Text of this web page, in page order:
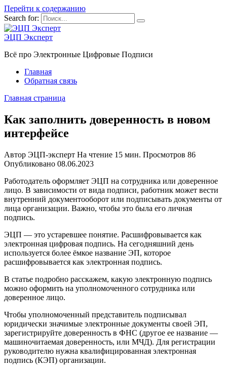
Перейти к содержанию
Search for:
ЭЦП Эксперт
Всё про Электронные Цифровые Подписи
Главная
Обратная связь
Главная страница
Как заполнить доверенность в новом
интерфейсе
Автор ЭЦП-эксперт На чтение 15 мин. Просмотров 86
Опубликовано 08.06.2023
Работодатель оформляет ЭЦП на сотрудника или доверенное
лицо. В зависимости от вида подписи, работник может вести
внутренний документооборот или подписывать документы от
лица организации. Важно, чтобы это была его личная
подпись.
ЭЦП — это устаревшее понятие. Расшифровывается как
электронная цифровая подпись. На сегодняшний день
используется более ёмкое название ЭП, которое
расшифровывается как электронная подпись.
В статье подробно расскажем, какую электронную подпись
можно оформить на уполномоченного сотрудника или
доверенное лицо.
Чтобы уполномоченный представитель подписывал
юридически значимые электронные документы своей ЭП,
зарегистрируйте доверенность в ФНС (другое ее название —
машиночитаемая доверенность, или МЧД). Для регистрации
руководителю нужна квалифицированная электронная
подпись (КЭП) организации.